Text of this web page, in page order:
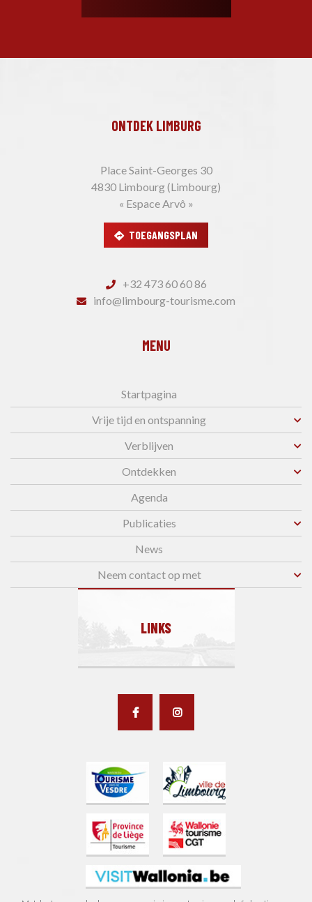
ONTDEK LIMBURG
Place Saint-Georges 30
4830 Limbourg (Limbourg)
« Espace Arvô »
TOEGANGSPLAN
+32 473 60 60 86
info@limbourg-tourisme.com
MENU
Startpagina
Vrije tijd en ontspanning
Verblijven
Ontdekken
Agenda
Publicaties
News
Neem contact op met
LINKS